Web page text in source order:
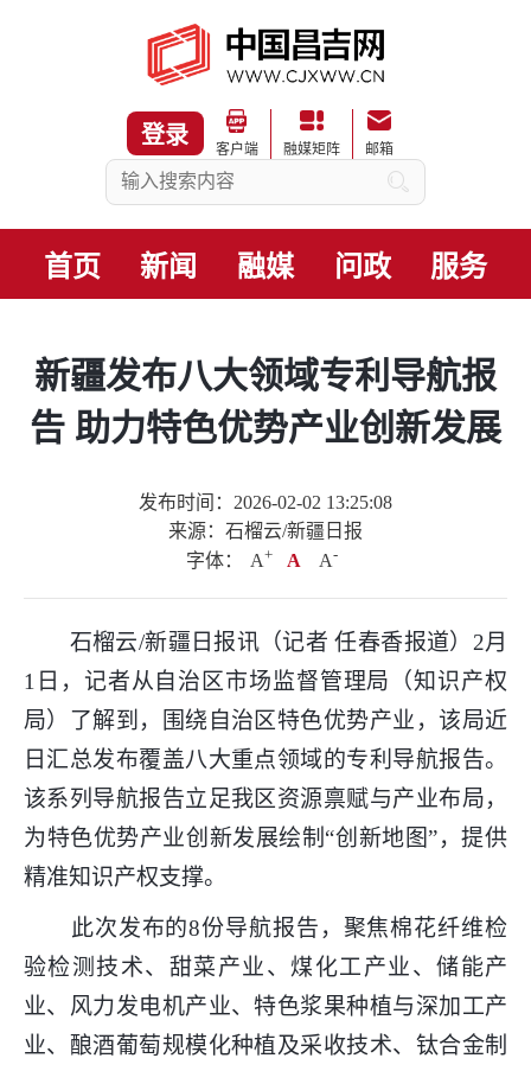
登录
客户端 融媒矩阵 邮箱
首页 新闻 融媒 问政 服务
新疆发布八大领域专利导航报
告 助力特色优势产业创新发展
发布时间：2026-02-02 13:25:08
来源：石榴云/新疆日报
字体：
A+ A A-
石榴云/新疆日报讯（记者 任春香报道）2月
1日，记者从自治区市场监督管理局（知识产权
局）了解到，围绕自治区特色优势产业，该局近
日汇总发布覆盖八大重点领域的专利导航报告。
该系列导航报告立足我区资源禀赋与产业布局，
为特色优势产业创新发展绘制“创新地图”，提供
精准知识产权支撑。
此次发布的8份导航报告，聚焦棉花纤维检
验检测技术、甜菜产业、煤化工产业、储能产
业、风力发电机产业、特色浆果种植与深加工产
业、酿酒葡萄规模化种植及采收技术、钛合金制